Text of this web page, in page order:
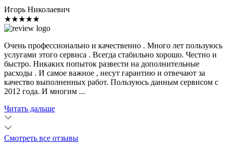
Игорь Николаевич
★★★★★
Очень профессионально и качественно . Много лет пользуюсь
услугами этого сервиса . Всегда стабильно хорошо. Честно и
быстро. Никаких попыток развести на дополнительные
расходы . И самое важное , несут гарантию и отвечают за
качество выполненных работ. Пользуюсь данным сервисом с
2012 года. И многим ...
Читать дальше
Смотреть все отзывы